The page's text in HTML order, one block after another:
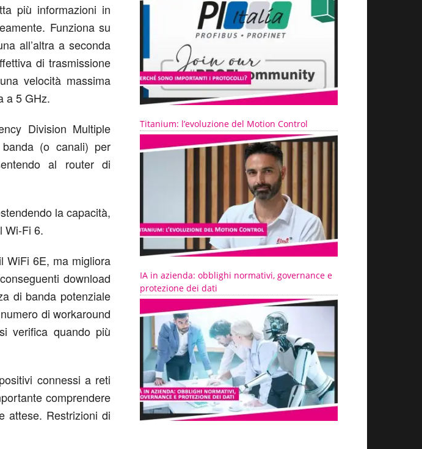
più informazioni in
Funziona su
all’altra a seconda
di trasmissione
velocità massima
a 5 GHz.
Division Multiple
(o canali) per
al router di
la capacità,
Wi-Fi 6.
WiFi 6E, ma migliora
download
di banda potenziale
di workaround
verifica quando più
connessi a reti
comprendere
attese. Restrizioni di
Titanium: l’evoluzione del Motion Control
IA in azienda: obblighi normativi, governance e
protezione dei dati